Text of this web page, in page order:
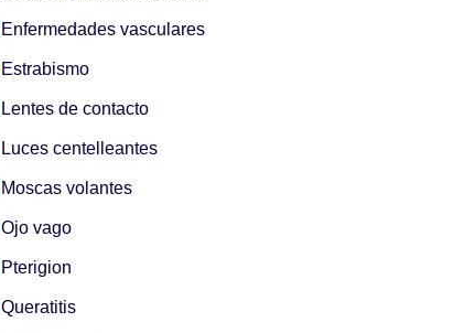
Enfermedades vasculares
Estrabismo
Lentes de contacto
Luces centelleantes
Moscas volantes
Ojo vago
Pterigion
Queratitis